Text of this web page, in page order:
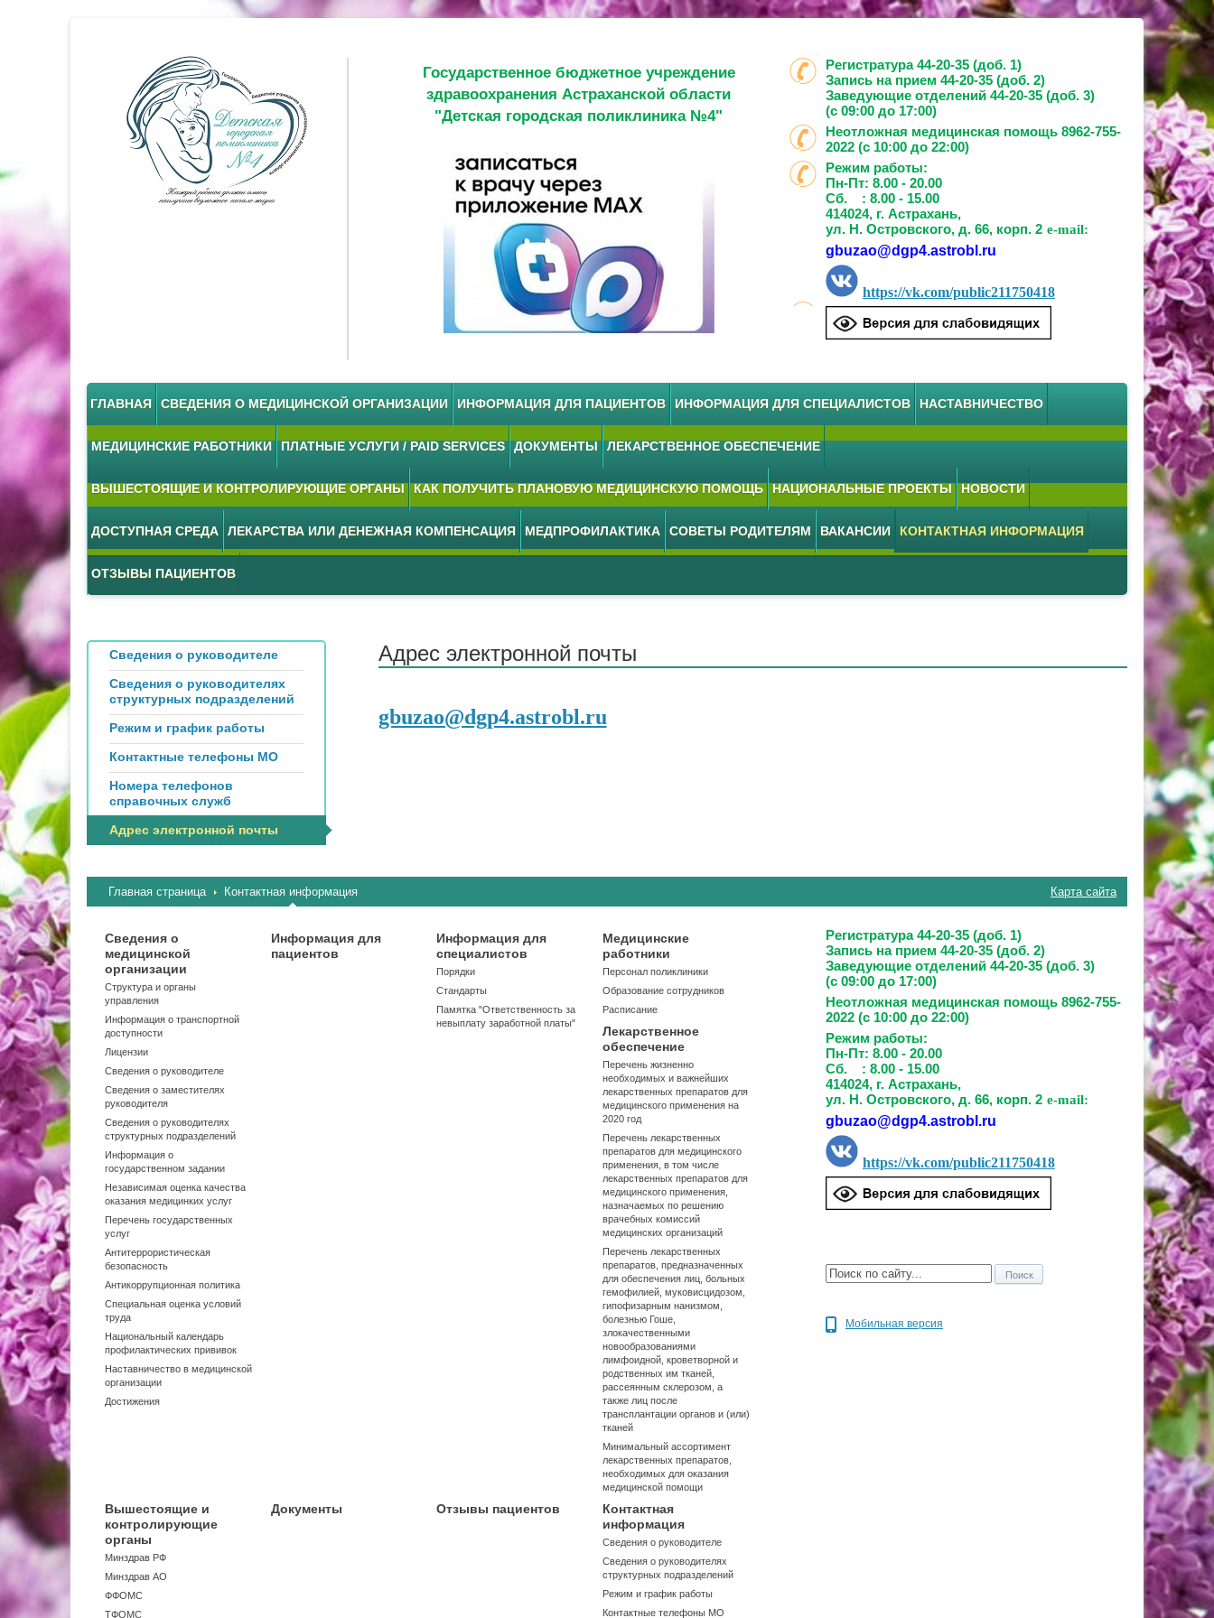
Регистратура 44-20-35 (доб. 1)
Запись на прием 44-20-35 (доб. 2)
Заведующие отделений 44-20-35 (доб. 3)
(с 09:00 до 17:00)
Неотложная медицинская помощь 8962-755-
2022 (с 10:00 до 22:00)
Режим работы:
Пн-Пт: 8.00 - 20.00
Сб. : 8.00 - 15.00
414024, г. Астрахань,
ул. Н. Островского, д. 66, корп. 2 e-mail:
gbuzao@dgp4.astrobl.ru
https://vk.com/public211750418
Государственное бюджетное учреждение
здравоохранения Астраханской области
"Детская городская поликлиника №4"
ГЛАВНАЯ СВЕДЕНИЯ О МЕДИЦИНСКОЙ ОРГАНИЗАЦИИ ИНФОРМАЦИЯ ДЛЯ ПАЦИЕНТОВ ИНФОРМАЦИЯ ДЛЯ СПЕЦИАЛИСТОВ НАСТАВНИЧЕСТВО
МЕДИЦИНСКИЕ РАБОТНИКИ ПЛАТНЫЕ УСЛУГИ / PAID SERVICES ДОКУМЕНТЫ ЛЕКАРСТВЕННОЕ ОБЕСПЕЧЕНИЕ
ВЫШЕСТОЯЩИЕ И КОНТРОЛИРУЮЩИЕ ОРГАНЫ КАК ПОЛУЧИТЬ ПЛАНОВУЮ МЕДИЦИНСКУЮ ПОМОЩЬ НАЦИОНАЛЬНЫЕ ПРОЕКТЫ НОВОСТИ
ДОСТУПНАЯ СРЕДА ЛЕКАРСТВА ИЛИ ДЕНЕЖНАЯ КОМПЕНСАЦИЯ МЕДПРОФИЛАКТИКА СОВЕТЫ РОДИТЕЛЯМ ВАКАНСИИ КОНТАКТНАЯ ИНФОРМАЦИЯ
ОТЗЫВЫ ПАЦИЕНТОВ
Сведения о руководителе
Сведения о руководителях
структурных подразделений
Режим и график работы
Контактные телефоны МО
Номера телефонов
справочных служб
Адрес электронной почты
Адрес электронной почты
gbuzao@dgp4.astrobl.ru
Главная страница Контактная информация Карта сайта
Регистратура 44-20-35 (доб. 1)
Запись на прием 44-20-35 (доб. 2)
Заведующие отделений 44-20-35 (доб. 3)
(с 09:00 до 17:00)
Неотложная медицинская помощь 8962-755-
2022 (с 10:00 до 22:00)
Режим работы:
Пн-Пт: 8.00 - 20.00
Сб. : 8.00 - 15.00
414024, г. Астрахань,
ул. Н. Островского, д. 66, корп. 2 e-mail:
gbuzao@dgp4.astrobl.ru
https://vk.com/public211750418
Мобильная версия
Сведения о
медицинской
организации
Структура и органы
управления
Информация о транспортной
доступности
Лицензии
Сведения о руководителе
Сведения о заместителях
руководителя
Сведения о руководителях
структурных подразделений
Информация о
государственном задании
Независимая оценка качества
оказания медицинких услуг
Перечень государственных
услуг
Антитеррористическая
безопасность
Антикоррупционная политика
Специальная оценка условий
труда
Национальный календарь
профилактических прививок
Наставничество в медицинской
организации
Достижения
Информация для
пациентов
Информация для
специалистов
Порядки
Стандарты
Памятка "Ответственность за
невыплату заработной платы"
Медицинские
работники
Персонал поликлиники
Образование сотрудников
Расписание
Лекарственное
обеспечение
Перечень жизненно
необходимых и важнейших
лекарственных препаратов для
медицинского применения на
2020 год
Перечень лекарственных
препаратов для медицинского
применения, в том числе
лекарственных препаратов для
медицинского применения,
назначаемых по решению
врачебных комиссий
медицинских организаций
Перечень лекарственных
препаратов, предназначенных
для обеспечения лиц, больных
гемофилией, муковисцидозом,
гипофизарным нанизмом,
болезнью Гоше,
злокачественными
новообразованиями
лимфоидной, кроветворной и
родственных им тканей,
рассеянным склерозом, а
также лиц после
трансплантации органов и (или)
тканей
Минимальный ассортимент
лекарственных препаратов,
необходимых для оказания
медицинской помощи
Вышестоящие и
контролирующие
органы
Минздрав РФ
Минздрав АО
ФФОМС
ТФОМС
Документы Отзывы пациентов
Контактная
информация
Сведения о руководителе
Сведения о руководителях
структурных подразделений
Режим и график работы
Контактные телефоны МО